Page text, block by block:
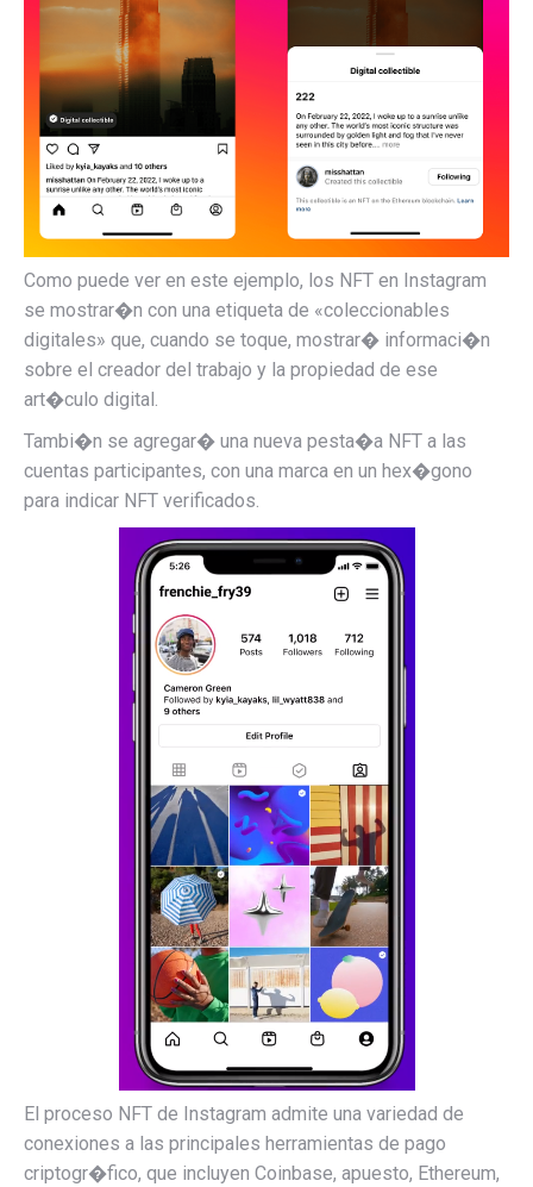
Como puede ver en este ejemplo, los NFT en Instagram
se mostrar�n con una etiqueta de «coleccionables
digitales» que, cuando se toque, mostrar� informaci�n
sobre el creador del trabajo y la propiedad de ese
art�culo digital.
Tambi�n se agregar� una nueva pesta�a NFT a las
cuentas participantes, con una marca en un hex�gono
para indicar NFT verificados.
El proceso NFT de Instagram admite una variedad de
conexiones a las principales herramientas de pago
criptogr�fico, que incluyen Coinbase, apuesto, Ethereum,